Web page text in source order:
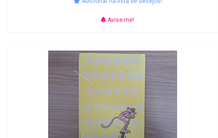
Avise-me!